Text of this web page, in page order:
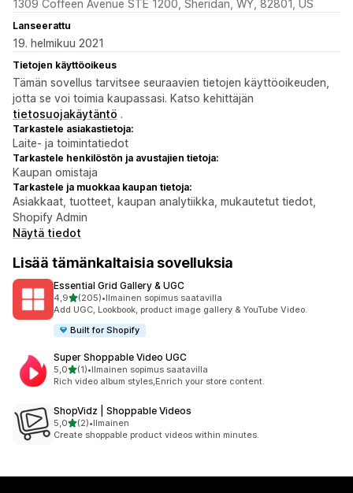
1309 Coffeen Avenue STE 1200, Sheridan, WY, 82801, US
Lanseerattu
19. helmikuu 2021
Tietojen käyttöoikeus
Tämän sovellus tarvitsee seuraavien tietojen käyttöoikeuden,
jotta se voi toimia kaupassasi. Katso kehittäjän
tietosuojakäytäntö .
Tarkastele asiakastietoja:
Laite- ja toimintatiedot
Tarkastele henkilöstön ja avustajien tietoja:
Kaupan omistaja
Tarkastele ja muokkaa kaupan tietoja:
Asiakkaat, tuotteet, kaupan analytiikka, mukautetut tiedot,
Shopify Admin
Näytä tiedot
Lisää tämänkaltaisia sovelluksia
Essential Grid Gallery & UGC
4,9/ 5 tähteä
(205)
205 arvostelua yhteensä
•Ilmainen sopimus saatavilla
Add UGC, Lookbook, product image gallery & YouTube Video.
Built for Shopify
Super Shoppable Video UGC
5,0/ 5 tähteä
(1)
1 arvostelua yhteensä
•Ilmainen sopimus saatavilla
Rich video album styles,Enrich your store content.
ShopVidz | Shoppable Videos
5,0/ 5 tähteä
(2)
2 arvostelua yhteensä
•Ilmainen
Create shoppable product videos within minutes.